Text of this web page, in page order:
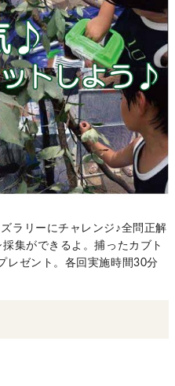
ラリーにチャレンジ♪全問正解
集ができるよ。捕ったカブト
レゼント。各回実施時間30分